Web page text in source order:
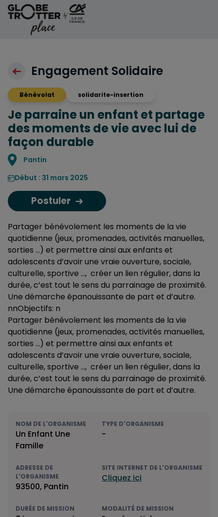
Aller au contenu
Engagement Solidaire
Bénévolat solidarite-insertion
Je parraine un enfant et partage
des moments de vie avec lui de
façon durable
Localisation
Pantin
Début : 31 mars 2025
Postuler
Partager bénévolement les moments de la vie
quotidienne (jeux, promenades, activités manuelles,
sorties …) et permettre ainsi aux enfants et
adolescents d’avoir une vraie ouverture, sociale,
culturelle, sportive …, créer un lien régulier, dans la
durée, c’est tout le sens du parrainage de proximité.
Une démarche épanouissante de part et d’autre.
nnObjectifs: n
Partager bénévolement les moments de la vie
quotidienne (jeux, promenades, activités manuelles,
sorties …) et permettre ainsi aux enfants et
adolescents d’avoir une vraie ouverture, sociale,
culturelle, sportive …, créer un lien régulier, dans la
durée, c’est tout le sens du parrainage de proximité.
Une démarche épanouissante de part et d’autre.
NOM DE L'ORGANISME
Un Enfant Une
Famille
TYPE D'ORGANISME
-
ADRESSE DE
L'ORGANISME
93500, Pantin
SITE INTERNET DE L'ORGANISME
Cliquez ici
DURÉE DE MISSION MODALITÉ DE MISSION